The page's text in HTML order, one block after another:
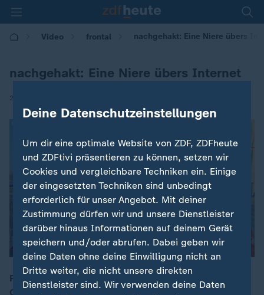
Video frontal nachgehakt: Eine Niere übers
nachgehakt: Eine Niere übers Internet
21.10.2025 | 21:00
Frontal berichtete über eine Firma, die übers Internet
Organtransplantationen im Ausland vermittelt. Jetzt
Deine Datenschutzeinstellungen
Um dir eine optimale Website von ZDF, ZDFheute
und ZDFtivi präsentieren zu können, setzen wir
Cookies und vergleichbare Techniken ein. Einige
der eingesetzten Techniken sind unbedingt
erforderlich für unser Angebot. Mit deiner
Zustimmung dürfen wir und unsere Dienstleister
darüber hinaus Informationen auf deinem Gerät
speichern und/oder abrufen. Dabei geben wir
deine Daten ohne deine Einwilligung nicht an
Dritte weiter, die nicht unsere direkten
Dienstleister sind. Wir verwenden deine Daten